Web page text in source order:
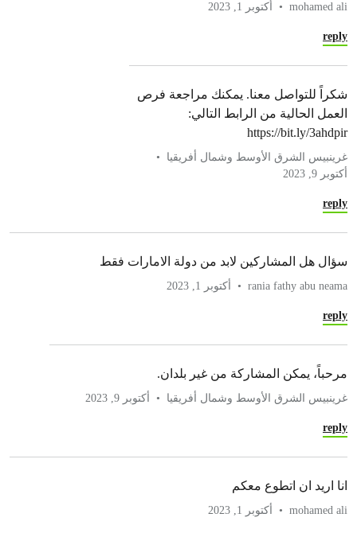
mohamed ali أكتوبر 1, 2023
reply
شكراً للتواصل معنا. يمكنك مراجعة فرص
العمل الحالية من الرابط التالي:
https://bit.ly/3ahdpir
غرينبيس الشرق الأوسط وشمال أفريقيا
أكتوبر 9, 2023
reply
سؤال هل المشاركين لابد من دولة الامارات فقط
rania fathy abu neama أكتوبر 1, 2023
reply
مرحباً، يمكن المشاركة من غير بلدان.
غرينبيس الشرق الأوسط وشمال أفريقيا أكتوبر 9, 2023
reply
انا اريد ان اتطوع معكم
mohamed ali أكتوبر 1, 2023